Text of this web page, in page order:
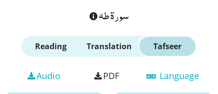
سورة طه
Reading Translation Tafseer
Audio PDF Language